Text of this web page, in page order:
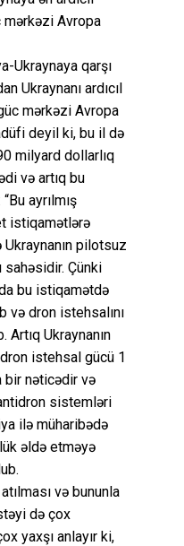
Avropa
Ukraynaya qarşı
Ukraynanı ardıcıl
mərkəzi Avropa
deyil ki, bu il də
milyard dollarlıq
və artıq bu
ayrılmış
istiqamətlərə
pilotsuz
sahəsidir. Çünki
bu istiqamətdə
və dron istehsalını
Artıq Ukraynanın
istehsal gücü 1
bir nəticədir və
sistemləri
ilə müharibədə
əldə etməyə
və bununla
də çox
yaxşı anlayır ki,